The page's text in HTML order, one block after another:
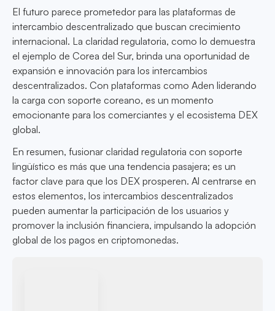
El futuro parece prometedor para las plataformas de
intercambio descentralizado que buscan crecimiento
internacional. La claridad regulatoria, como lo demuestra
el ejemplo de Corea del Sur, brinda una oportunidad de
expansión e innovación para los intercambios
descentralizados. Con plataformas como Aden liderando
la carga con soporte coreano, es un momento
emocionante para los comerciantes y el ecosistema DEX
global.
En resumen, fusionar claridad regulatoria con soporte
lingüístico es más que una tendencia pasajera; es un
factor clave para que los DEX prosperen. Al centrarse en
estos elementos, los intercambios descentralizados
pueden aumentar la participación de los usuarios y
promover la inclusión financiera, impulsando la adopción
global de los pagos en criptomonedas.